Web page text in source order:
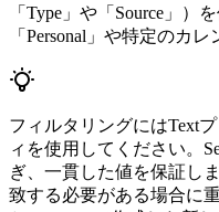
「Type」や「Source」）
「Personal」や特定のカ
フィルタリングにはText
ィを使用してください。
ぎ、一貫した値を保証し
致する必要がある場合に重